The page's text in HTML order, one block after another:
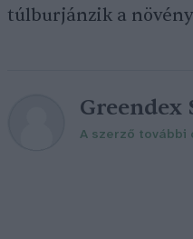
túlburjánzik a
Greendex
A szerző további